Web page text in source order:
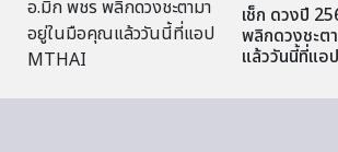
เช็ก ดวงปี
พลิกดวงชะต
แล้ววันนี้ที่แ